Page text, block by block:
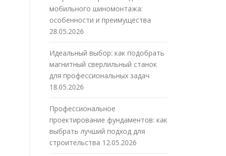
мобильного шиномонтажа:
особенности и преимущества
28.05.2026
Идеальный выбор: как подобрать
магнитный сверлильный станок
для профессиональных задач
18.05.2026
Профессиональное
проектирование фундаментов: как
выбрать лучший подход для
строительства 12.05.2026